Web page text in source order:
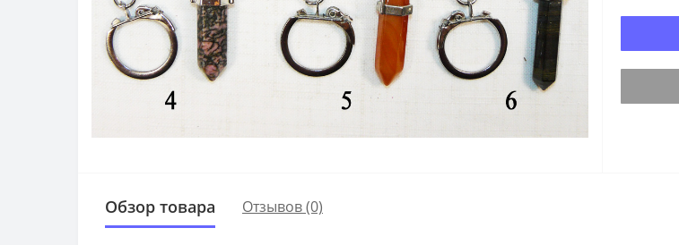
Обзор товара Отзывов (0)